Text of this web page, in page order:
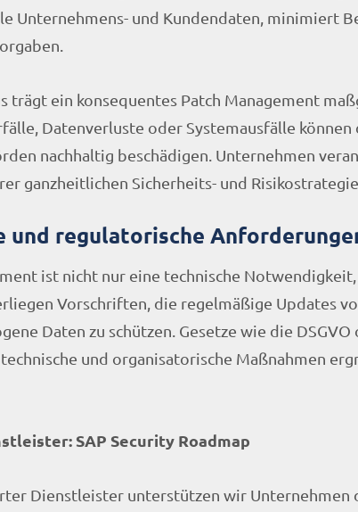
Unternehmens- und Kundendaten, minimiert
trägt ein konsequentes Patch Management
Datenverluste oder Systemausfälle können
nachhaltig beschädigen. Unternehmen
ganzheitlichen Sicherheits- und Risikostrategie.
und regulatorische
ist nicht nur eine technische
Vorschriften, die regelmäßige Updates
Daten zu schützen. Gesetze wie die
und organisatorische Maßnahmen
SAP Security Roadmap
Dienstleister unterstützen wir Unternehmen